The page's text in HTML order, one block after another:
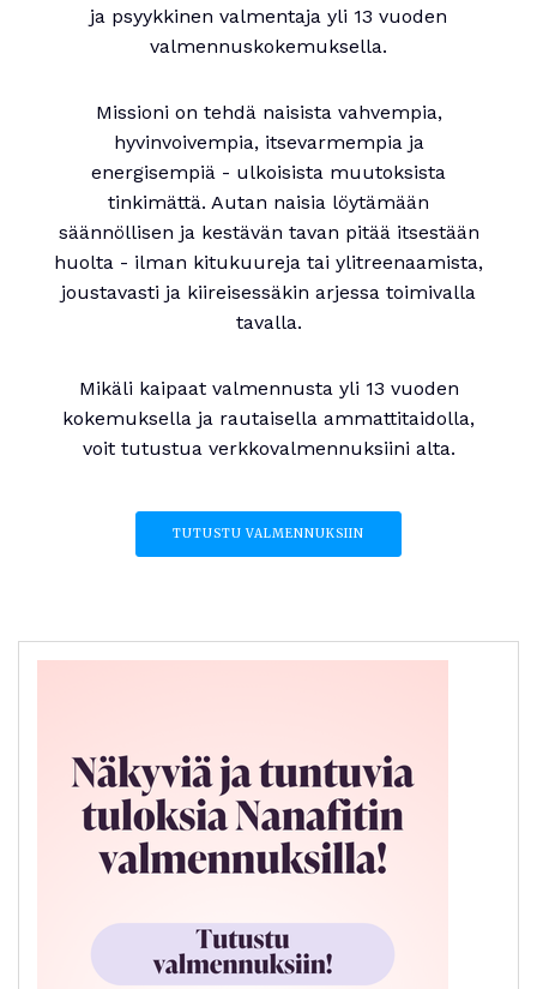
ja psyykkinen valmentaja yli 13 vuoden
valmennuskokemuksella.
Missioni on tehdä naisista vahvempia,
hyvinvoivempia, itsevarmempia ja
energisempiä - ulkoisista muutoksista
tinkimättä. Autan naisia löytämään
säännöllisen ja kestävän tavan pitää itsestään
huolta - ilman kitukuureja tai ylitreenaamista,
joustavasti ja kiireisessäkin arjessa toimivalla
tavalla.
Mikäli kaipaat valmennusta yli 13 vuoden
kokemuksella ja rautaisella ammattitaidolla,
voit tutustua verkkovalmennuksiini alta.
TUTUSTU VALMENNUKSIIN